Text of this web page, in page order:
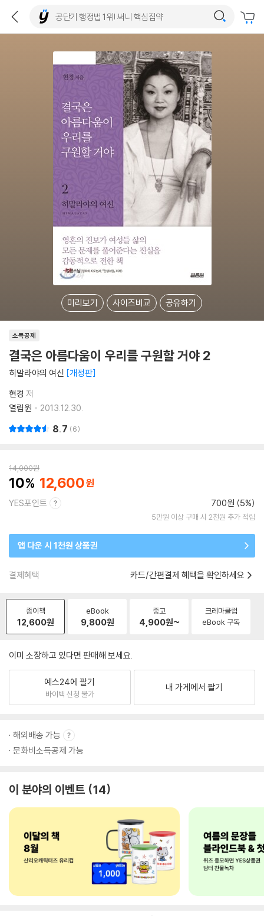
미리보기 사이즈비교 공유하기
소득공제
결국은 아름다움이 우리를 구원할 거야 2
히말라야의 여신 개정판
현경 저
열림원
2013.12.30.
8.7 6
14,000원
10 12,600
YES포인트 700원 (5%)
5만원 이상 구매 시 2천원 추가 적립
앱 다운 시 1천원 상품권
결제혜택 카드/간편결제 혜택을 확인하세요
종이책
12,600원
eBook
9,800원
중고
4,900원~
크레마클럽
eBook 구독
이미 소장하고 있다면 판매해 보세요.
예스24에 팔기
바이백 신청 불가
내 가게에서 팔기
해외배송 가능
문화비소득공제 가능
이 분야의 이벤트 14